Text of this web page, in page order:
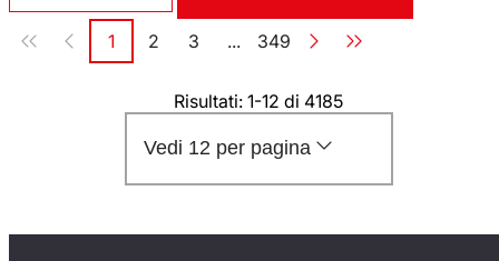
Paginazione
Pagina
1 Pagina
2 Pagina
3 ... Pagina
349
Risultati: 1-12 di 4185
Vedi 12 per pagina